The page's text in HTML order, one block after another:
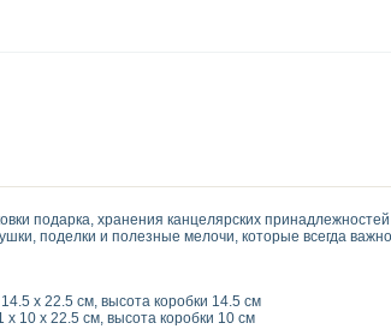
подарка, хранения канцелярских
поделки и полезные мелочи, которые всегда
х 22.5 см, высота коробки 14.5 см
10 х 22.5 см, высота коробки 10 см